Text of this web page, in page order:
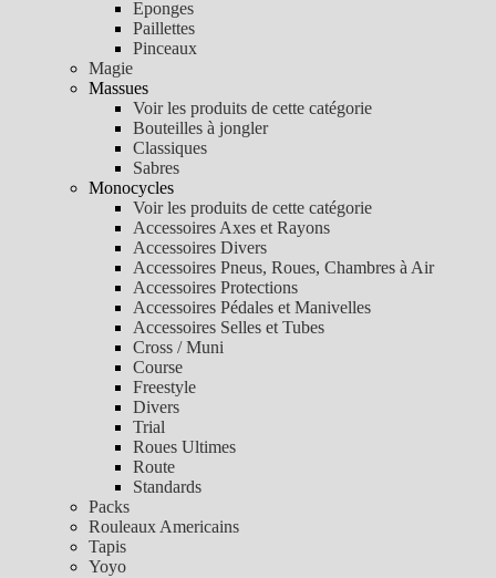
Eponges
Paillettes
Pinceaux
Magie
Massues
Voir les produits de cette catégorie
Bouteilles à jongler
Classiques
Sabres
Monocycles
Voir les produits de cette catégorie
Accessoires Axes et Rayons
Accessoires Divers
Accessoires Pneus, Roues, Chambres à Air
Accessoires Protections
Accessoires Pédales et Manivelles
Accessoires Selles et Tubes
Cross / Muni
Course
Freestyle
Divers
Trial
Roues Ultimes
Route
Standards
Packs
Rouleaux Americains
Tapis
Yoyo